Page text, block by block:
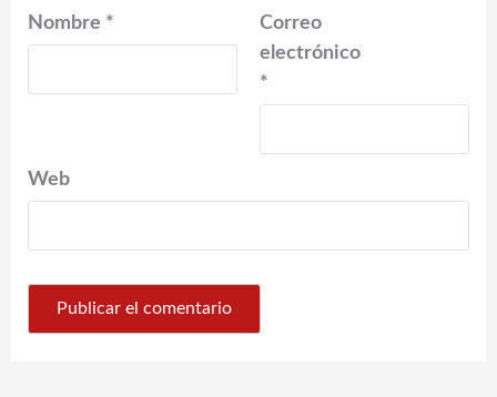
Nombre *
Correo
electrónico
*
Web